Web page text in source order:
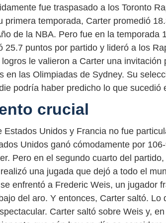
fue traspasado a los Toronto
primera temporada, Carter promedió
de la NBA. Pero fue en la temporada
25.7 puntos por partido y lideró a los
le valieron a Carter una
en las Olimpiadas de Sydney. Su
podría haber predicho lo que sucedió
crucial
Estados Unidos y Francia no fue
Unidos ganó cómodamente por
Pero en el segundo cuarto del
una jugada que dejó a todo el
enfrentó a Frederic Weis, un jugador
del aro. Y entonces, Carter saltó. Lo
Carter saltó sobre Weis y,